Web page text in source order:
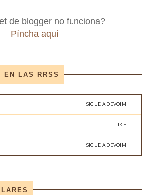
de blogger no funciona?
Píncha aquí
EN LAS RRSS
SIGUE A DEVOIM
LIKE
SIGUE A DEVOIM